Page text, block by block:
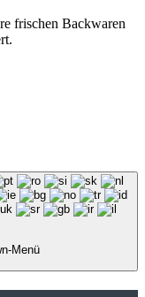
frischen Backwaren